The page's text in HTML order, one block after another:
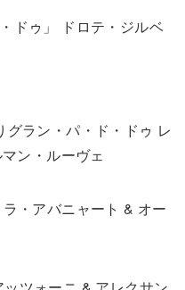
ドゥ」 ドロテ・ジルベ
グラン・パ・ド・ドゥ レ
ン・ルーヴェ
・アバニャート & オー